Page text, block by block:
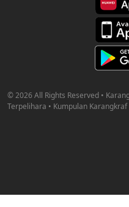
© 2026 All Rights Reserved •
Terpelihara • Kumpulan Karangkraf